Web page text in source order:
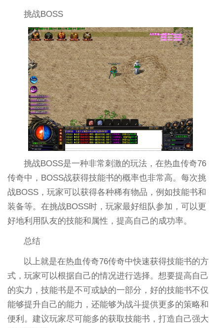
挑战BOSS
挑战BOSS是一种非常刺激的玩法，在热血传奇76
传奇中，BOSS战获得技能书的概率也非常高。每次挑
战BOSS，玩家可以获得各种稀有物品，例如技能书和
装备等。在挑战BOSS时，玩家最好组队参加，可以更
好地利用队友的技能和属性，提高自己的成功率。
总结
以上就是在热血传奇76传奇中快速获得技能书的方
式，玩家可以根据自己的情况进行选择。想要提高自己
的实力，技能书是不可或缺的一部分，好的技能书不仅
能够提升自己的能力，还能够为战斗提供更多的策略和
便利。建议玩家尽可能多的获取技能书，打造自己强大